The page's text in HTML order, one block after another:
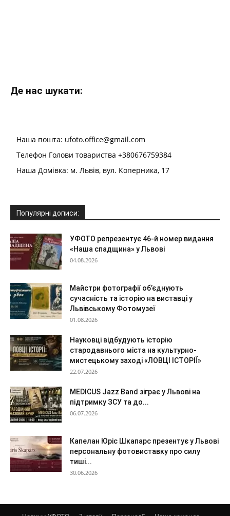
Де нас шукати:
Наша пошта: ufoto.office@gmail.com
Телефон Голови товариства +380676759384
Наша Домівка: м. Львів, вул. Коперника, 17
Популярні дописи:
УФОТО репрезентує 46-й номер видання
«Наша спадщина» у Львові
04.08.2026
Майстри фотографії об’єднують
сучасність та історію на виставці у
Львівському Фотомузеї
01.08.2026
Науковці відбудують історію
стародавнього міста на культурно-
мистецькому заході «ЛОВЦІ ІСТОРІЇ»
22.07.2026
MEDICUS Jazz Band зіграє у Львові на
підтримку ЗСУ та до...
06.07.2026
Капелан Юріс Шкапарс презентує у Львові
персональну фотовиставку про силу
тиші...
30.06.2026